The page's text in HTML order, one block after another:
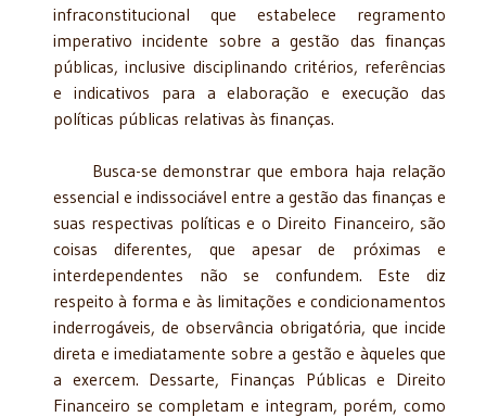
infraconstitucional que estabelece regramento
imperativo incidente sobre a gestão das finanças
públicas, inclusive disciplinando critérios, referências
e indicativos para a elaboração e execução das
políticas públicas relativas às finanças.
Busca-se demonstrar que embora haja relação
essencial e indissociável entre a gestão das finanças e
suas respectivas políticas e o Direito Financeiro, são
coisas diferentes, que apesar de próximas e
interdependentes não se confundem. Este diz
respeito à forma e às limitações e condicionamentos
inderrogáveis, de observância obrigatória, que incide
direta e imediatamente sobre a gestão e àqueles que
a exercem. Dessarte, Finanças Públicas e Direito
Financeiro se completam e integram, porém, como